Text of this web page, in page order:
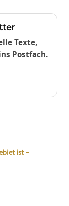
Texte,
Postfach.
ist –